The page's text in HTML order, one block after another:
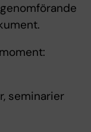
seminarier